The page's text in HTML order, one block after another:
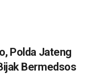
Polda Jateng
Bermedsos